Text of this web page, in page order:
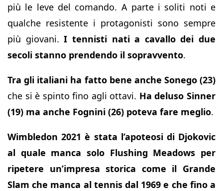
più le leve del comando. A parte i soliti noti e
qualche resistente i protagonisti sono sempre
più giovani.I tennisti nati a cavallo dei due
secoli stanno prendendo il sopravvento.
Tra gli italiani ha fatto bene anche Sonego (23)
che si è spinto fino agli ottavi. Ha deluso Sinner
(19) ma anche Fognini (26) poteva fare meglio.
Wimbledon 2021 è stata l’apoteosi di Djokovic
al quale manca solo Flushing Meadows per
ripetere un’impresa storica come il Grande
Slam che manca al tennis dal 1969 e che fino a